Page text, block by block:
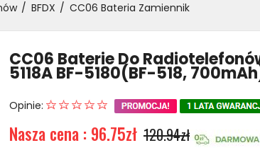
BFDX CC06 Bateria Zamiennik
CC06 Baterie Do
5118A BF-5180(BF-518,
Opinie:
Nasza cena : 96.75zł 120.94zł